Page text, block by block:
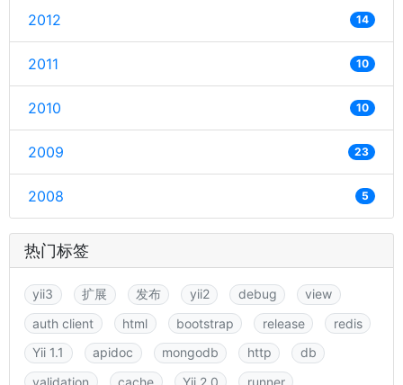
2012 14
2011 10
2010 10
2009 23
2008 5
热门标签
yii3 扩展 发布 yii2 debug
view
auth client
html bootstrap release
redis
Yii 1.1
apidoc mongodb http
db
validation
cache Yii 2.0 runner